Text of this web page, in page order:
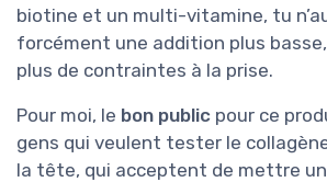
biotine et un multi-vitamine, tu
forcément une addition plus
plus de contraintes à la prise.
Pour moi, le bon public pour ce
gens qui veulent tester le
la tête, qui acceptent de mettre